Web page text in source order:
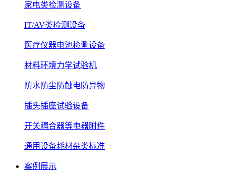
家电类检测设备
IT/AV类检测设备
医疗仪器电池检测设备
材料环境力学试验机
防水防尘防触电防异物
插头插座试验设备
开关耦合器等电器附件
通用设备耗材杂类标准
案例展示